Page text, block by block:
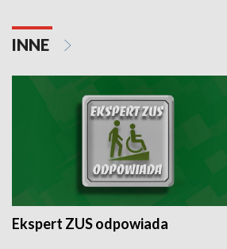
INNE
Ekspert ZUS odpowiada